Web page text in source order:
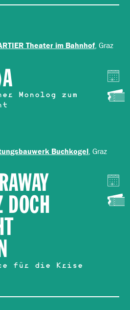
Theater im Bahnhof, Graz
Monolog zum
Buchkogel, Graz
DOCH
für die Krise